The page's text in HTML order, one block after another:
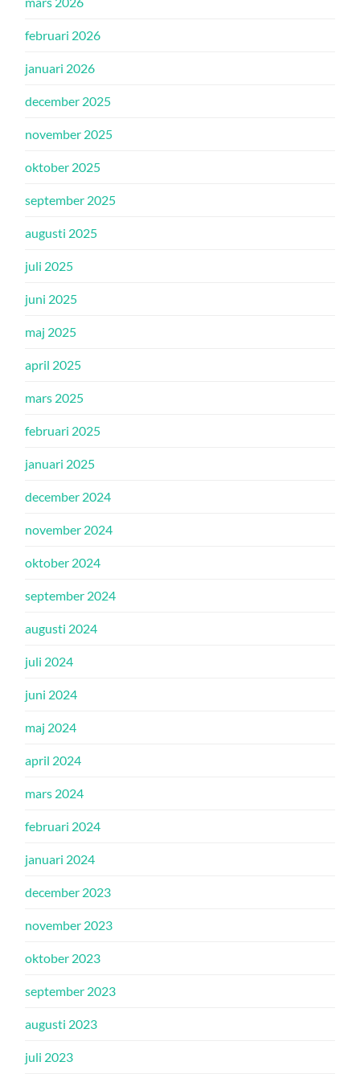
februari 2026
januari 2026
december 2025
november 2025
oktober 2025
september 2025
augusti 2025
juli 2025
juni 2025
maj 2025
april 2025
mars 2025
februari 2025
januari 2025
december 2024
november 2024
oktober 2024
september 2024
augusti 2024
juli 2024
juni 2024
maj 2024
april 2024
mars 2024
februari 2024
januari 2024
december 2023
november 2023
oktober 2023
september 2023
augusti 2023
juli 2023